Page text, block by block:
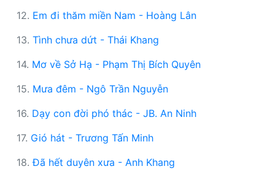
12. Em đi thăm miền Nam - Hoàng Lân
13. Tình chưa dứt - Thái Khang
14. Mơ về Sở Hạ - Phạm Thị Bích Quyên
15. Mưa đêm - Ngô Trần Nguyễn
16. Dạy con đời phó thác - JB. An Ninh
17. Gió hát - Trương Tấn Minh
18.Đã hết duyên xưa - Anh Khang